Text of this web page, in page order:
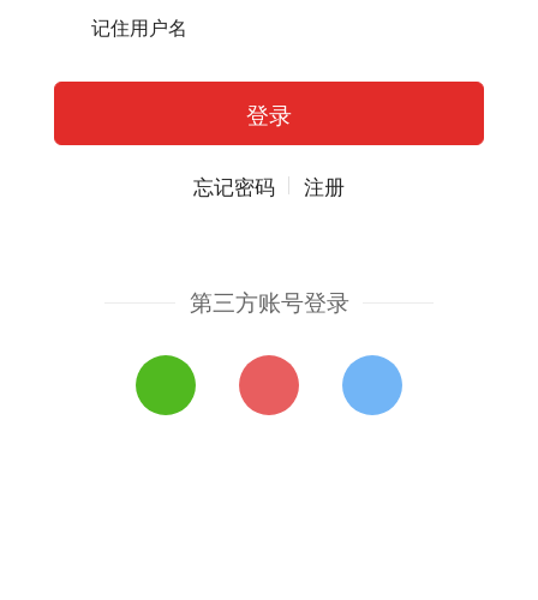
记住用户名
忘记密码 注册
第三方账号登录